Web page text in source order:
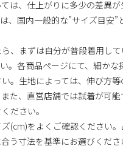
は、仕上がりに多少の差異
、国内一般的な”サイズ目安
、まずは自分が普段着用し
。各商品ページにて、細かな
。生地によっては、伸び方
た、直営店舗では試着が可
ださい。
(cm)をよくご確認ください
合う寸法を基準にお選びく